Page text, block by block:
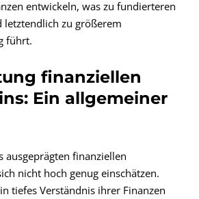
entwickeln, was zu fundierteren
letztendlich zu größerem
führt.
finanziellen
Ein allgemeiner
ausgeprägten finanziellen
nicht hoch genug einschätzen.
tiefes Verständnis ihrer Finanzen